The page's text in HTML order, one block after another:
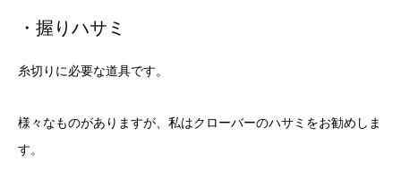
・握りハサミ
糸切りに必要な道具です。
様々なものがありますが、私はクローバーのハサミをお勧めしま
す。